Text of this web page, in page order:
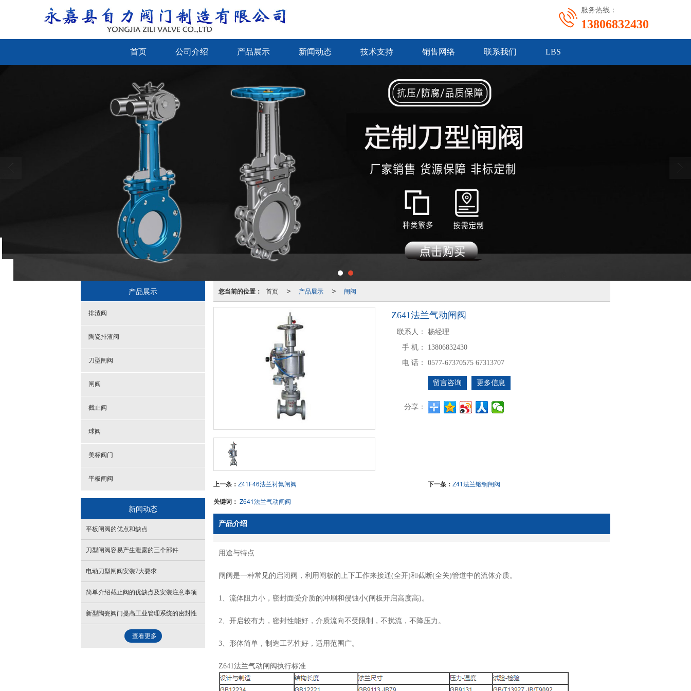
服务热线：
13806832430
首页 公司介绍 产品展示 新闻动态 技术支持 销售网络 联系我们 LBS
您当前的位置： 首页 > 产品展示 > 闸阀
Z641法兰气动闸阀
联系人：
杨经理
手 机：
13806832430
电 话：
0577-67370575 67313707
留言咨询 更多信息
分享：
上一条： Z41F46法兰衬氟闸阀 下一条： Z41法兰锻钢闸阀
关键词： Z641法兰气动闸阀
产品介绍
用途与特点
闸阀是一种常见的启闭阀，利用闸板的上下工作来接通(全开)和截断(全关)管道中的流体介质。
1、流体阻力小，密封面受介质的冲刷和侵蚀小(闸板开启高度高)。
2、开启较有力，密封性能好，介质流向不受限制，不扰流，不降压力。
3、形体简单，制造工艺性好，适用范围广。
Z641法兰气动闸阀执行标准
产品展示
排渣阀
陶瓷排渣阀
刀型闸阀
闸阀
截止阀
球阀
美标阀门
平板闸阀
新闻动态
平板闸阀的优点和缺点
刀型闸阀容易产生泄露的三个部件
电动刀型闸阀安装7大要求
简单介绍截止阀的优缺点及安装注意事项
新型陶瓷阀门提高工业管理系统的密封性
查看更多